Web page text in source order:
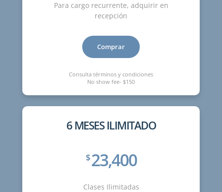
Para cargo recurrente, adquirir en
recepción
Comprar
Consulta términos y condiciones
No show fee- $150
6 MESES ILIMITADO
$23,400
Clases Ilimitadas